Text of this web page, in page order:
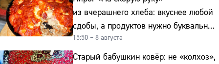
из вчерашнего хлеба: вкуснее любой
сдобы, а продуктов нужно буквально
копейки
15:50 – 8 августа
Старый бабушкин ковёр: не «колхоз»,